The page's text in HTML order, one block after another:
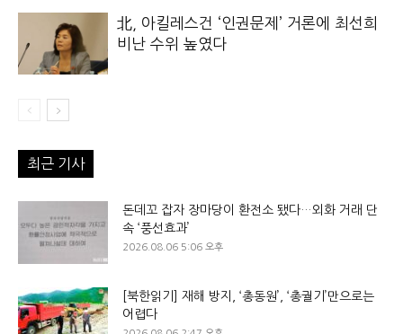
北, 아킬레스건 ‘인권문제’ 거론에 최선희
비난 수위 높였다
최근 기사
돈데꼬 잡자 장마당이 환전소 됐다…외화 거래 단
속 ‘풍선효과’
2026.08.06 5:06 오후
[북한읽기] 재해 방지, ‘총동원’, ‘총궐기’만으로는
어렵다